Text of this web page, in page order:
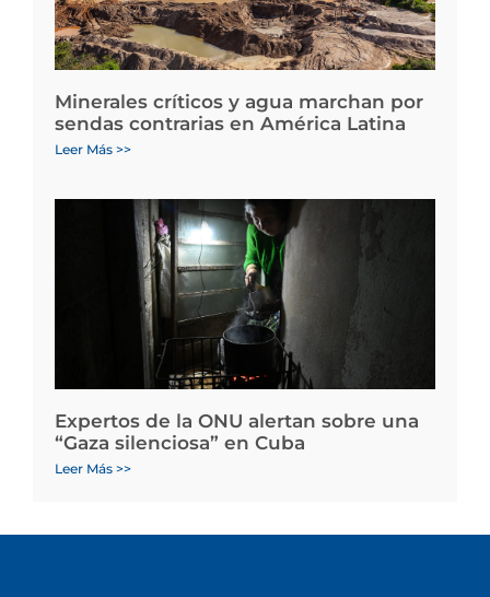
Minerales críticos y agua marchan por
sendas contrarias en América Latina
Leer Más >>
Expertos de la ONU alertan sobre una
“Gaza silenciosa” en Cuba
Leer Más >>